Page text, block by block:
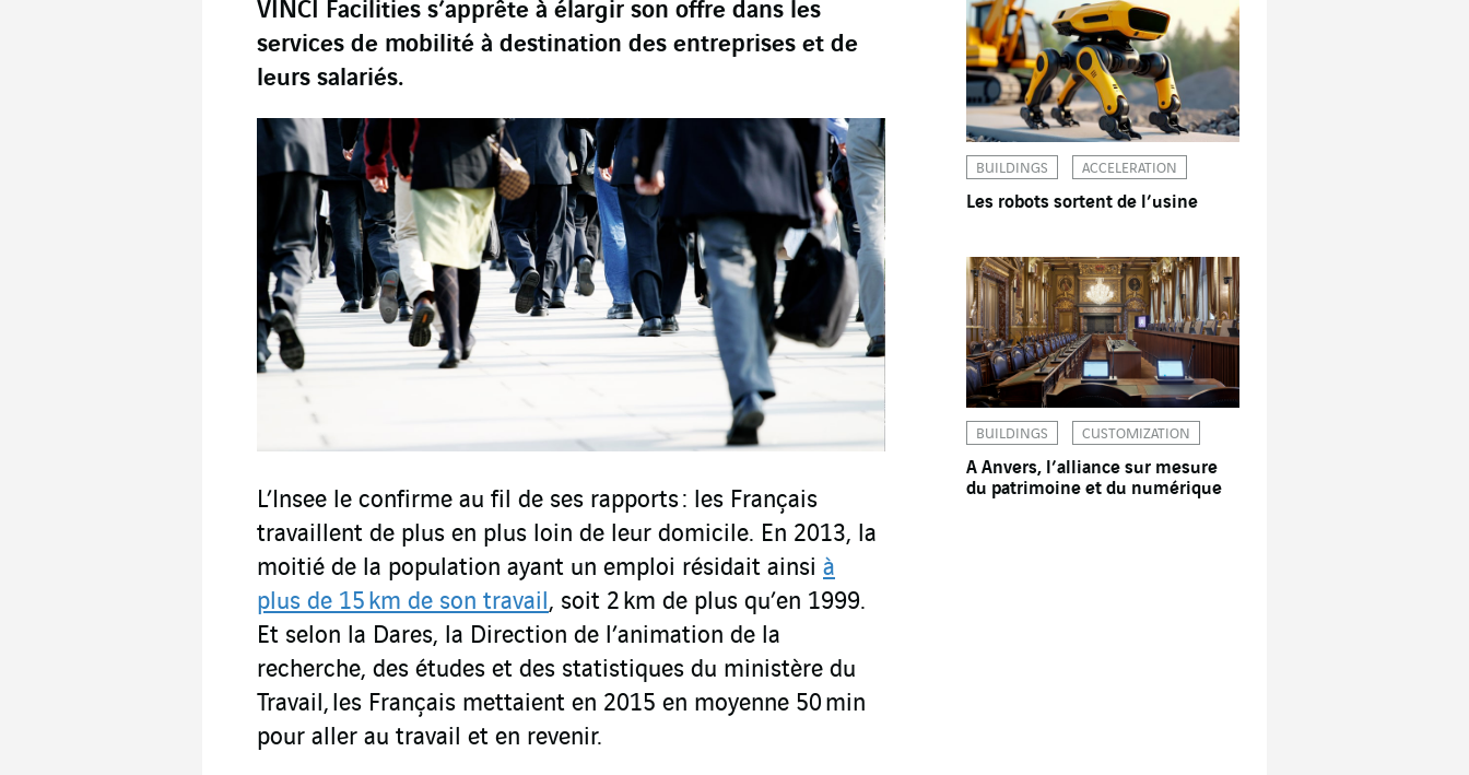
VINCI Facilities s’apprête à élargir son offre dans les
services de mobilité à destination des entreprises et de
leurs salariés.
L’Insee le confirme au fil de ses rapports : les Français
travaillent de plus en plus loin de leur domicile. En 2013, la
moitié de la population ayant un emploi résidait ainsi à
plus de 15 km de son travail, soit 2 km de plus qu’en 1999.
Et selon la Dares, la Direction de l’animation de la
recherche, des études et des statistiques du ministère du
Travail, les Français mettaient en 2015 en moyenne 50 min
pour aller au travail et en revenir.
BUILDINGS ACCELERATION
Les robots sortent de l’usine
BUILDINGS CUSTOMIZATION
A Anvers, l’alliance sur mesure
du patrimoine et du numérique